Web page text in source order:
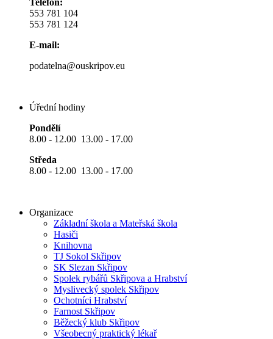
553 781 104
553 781 124
E-mail:
podatelna@ouskripov.eu
Úřední hodiny
Pondělí
8.00 - 12.00 13.00 - 17.00
Středa
8.00 - 12.00 13.00 - 17.00
Organizace
Základní škola a Mateřská škola
Hasiči
Knihovna
TJ Sokol Skřipov
SK Slezan Skřipov
Spolek rybářů Skřipova a Hrabství
Myslivecký spolek Skřipov
Ochotníci Hrabství
Farnost Skřipov
Běžecký klub Skřipov
Všeobecný praktický lékař